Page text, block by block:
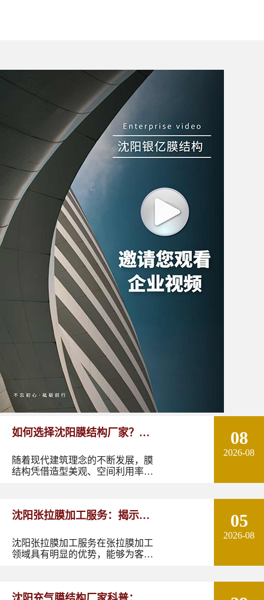
如何选择沈阳膜结构厂家？从
设计能力到施工质量多方面了
解！
随着现代建筑理念的不断发展，膜
结构凭借造型美观、空间利用率
施等领域的重要建筑形式。
08
2026-08
沈阳张拉膜加工服务：揭示张
拉膜加工的实用优势
沈阳张拉膜加工服务在张拉膜加工
领域具有明显的优势，能够为客户
05
2026-08